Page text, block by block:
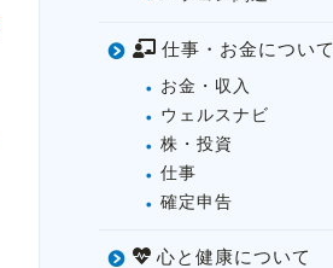
仕事・お金について
お金・収入
ウェルスナビ
株・投資
仕事
確定申告
心と健康について